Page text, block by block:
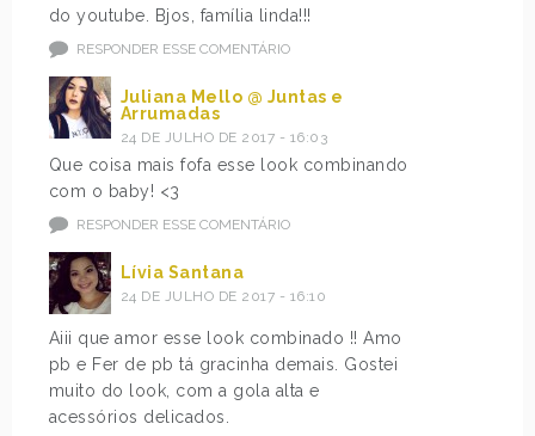
do youtube. Bjos, família linda!!!
RESPONDER ESSE COMENTÁRIO
Juliana Mello @ Juntas e
Arrumadas
24 DE JULHO DE 2017 - 16:03
Que coisa mais fofa esse look combinando
com o baby! <3
RESPONDER ESSE COMENTÁRIO
Lívia Santana
24 DE JULHO DE 2017 - 16:10
Aiii que amor esse look combinado !! Amo
pb e Fer de pb tá gracinha demais. Gostei
muito do look, com a gola alta e
acessórios delicados.